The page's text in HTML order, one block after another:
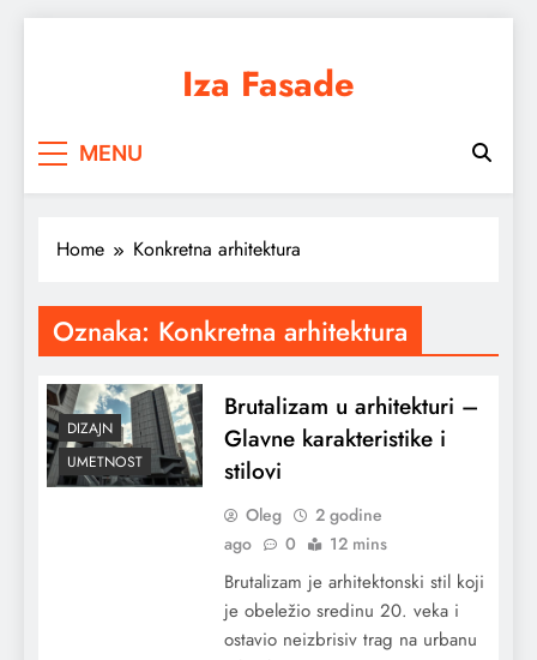
Iza Fasade
MENU
Home Konkretna arhitektura
Oznaka: Konkretna arhitektura
DIZAJN
UMETNOST
Brutalizam u arhitekturi –
Glavne karakteristike i
stilovi
Oleg
2 godine
ago
0 12 mins
Brutalizam je arhitektonski stil koji
je obeležio sredinu 20. veka i
ostavio neizbrisiv trag na urbanu